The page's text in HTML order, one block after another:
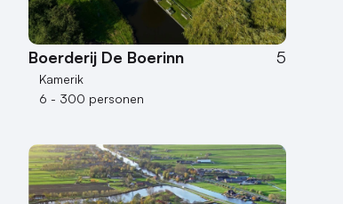
Boerderij De Boerinn 5
Kamerik
6 - 300 personen